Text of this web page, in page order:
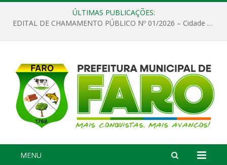
ÚLTIMAS PUBLICAÇÕES:
EDITAL DE CHAMAMENTO PÚBLICO Nº 01/2026 – Cidade de Faro
MENU